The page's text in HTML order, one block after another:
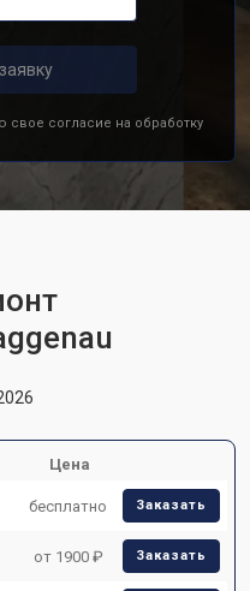
свое согласие на обработку
Цена
бесплатно Заказать
от 1900 ₽ Заказать